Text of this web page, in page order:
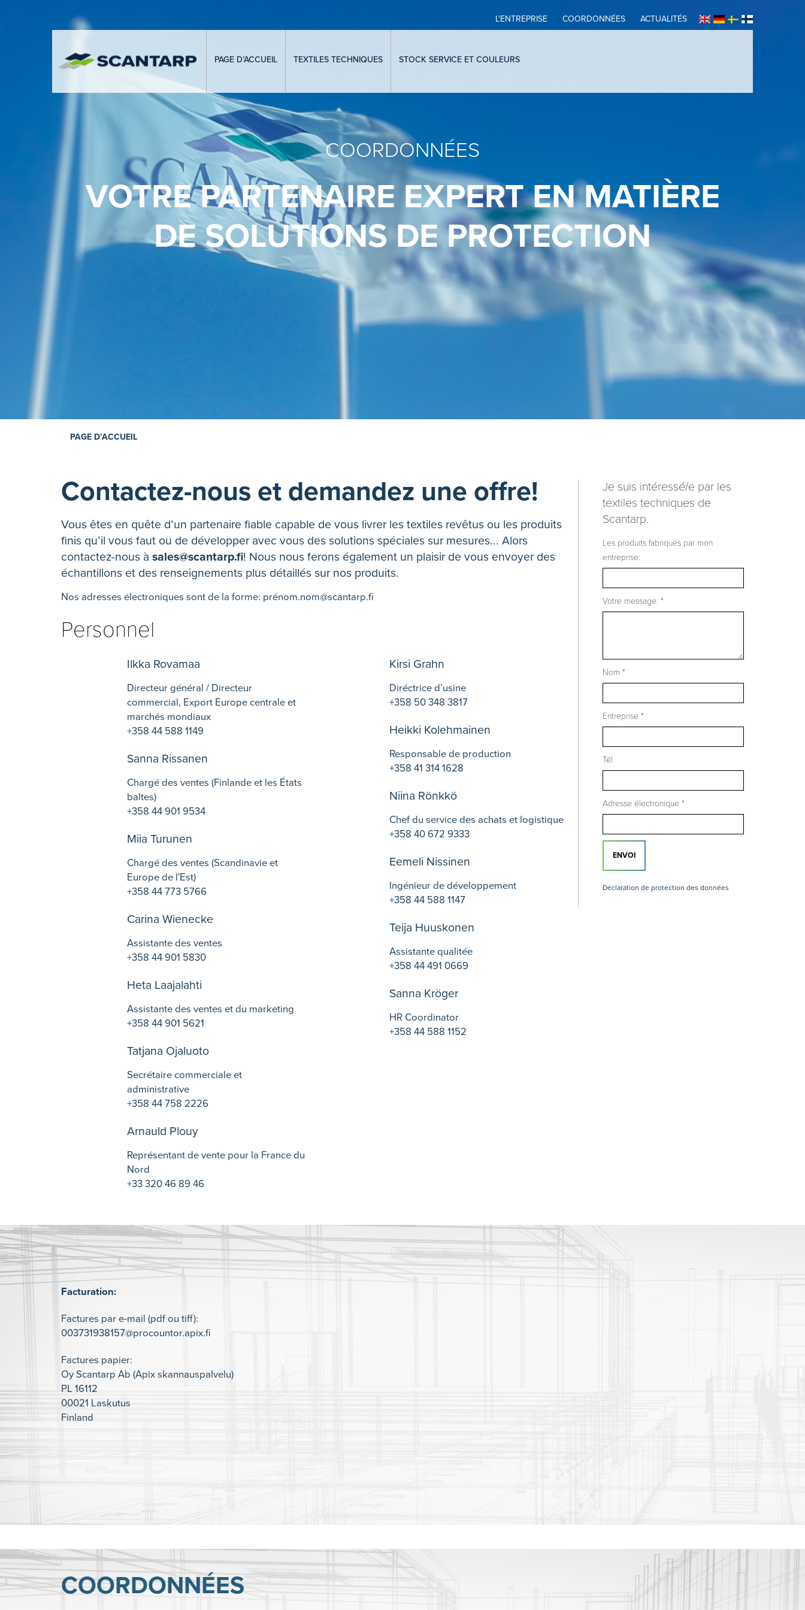
ACTUALITÉS
COORDONNÉES
L'ENTREPRISE
PAGE D’ACCUEIL TEXTILES TECHNIQUES STOCK SERVICE ET COULEURS
COORDONNÉES
VOTRE PARTENAIRE EXPERT EN MATIÈRE
DE SOLUTIONS DE PROTECTION
PAGE D’ACCUEIL
Contactez-nous et demandez une offre!
Vous êtes en quête d’un partenaire fiable capable de vous livrer les textiles revêtus ou les produits
finis qu’il vous faut ou de développer avec vous des solutions spéciales sur mesures... Alors
contactez-nous à sales@scantarp.fi! Nous nous ferons également un plaisir de vous envoyer des
échantillons et des renseignements plus détaillés sur nos produits.
Nos adresses électroniques sont de la forme: prénom.nom@scantarp.fi
Personnel
Ilkka Rovamaa
Directeur général / Directeur
commercial, Export Europe centrale et
marchés mondiaux
+358 44 588 1149
Sanna Rissanen
Chargé des ventes (Finlande et les États
baltes)
+358 44 901 9534
Miia Turunen
Chargé des ventes (Scandinavie et
Europe de l'Est)
+358 44 773 5766
Carina Wienecke
Assistante des ventes
+358 44 901 5830
Heta Laajalahti
Assistante des ventes et du marketing
+358 44 901 5621
Tatjana Ojaluoto
Secrétaire commerciale et
administrative
+358 44 758 2226
Arnauld Plouy
Représentant de vente pour la France du
Nord
+33 320 46 89 46
Kirsi Grahn
Diréctrice d’usine
+358 50 348 3817
Heikki Kolehmainen
Responsable de production
+358 41 314 1628
Niina Rönkkö
Chef du service des achats et logistique
+358 40 672 9333
Eemeli Nissinen
Ingénieur de développement
+358 44 588 1147
Teija Huuskonen
Assistante qualitée
+358 44 491 0669
Sanna Kröger
HR Coordinator
+358 44 588 1152
Je suis intéressé/e par les
textiles techniques de
Scantarp.
Les produits fabriqués par mon
entreprise:
Votre message: *
Nom *
Entreprise *
Tél.
Adresse électronique *
ENVOI
Déclaration de protection des données
Facturation​:
Factures par e-mail (pdf ou tiff):
003731938157@procountor.apix.fi
Factures papier:
Oy Scantarp Ab (Apix skannauspalvelu)
PL 16112
00021 Laskutus
Finland
COORDONNÉES